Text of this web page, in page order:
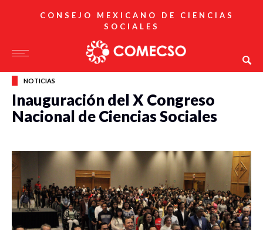
CONSEJO MEXICANO DE CIENCIAS
SOCIALES
NOTICIAS
Inauguración del X Congreso
Nacional de Ciencias Sociales